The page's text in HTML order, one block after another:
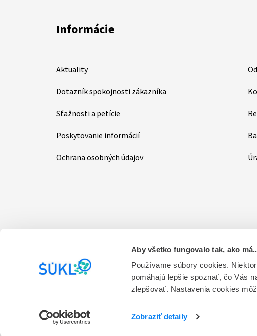
Aby všetko fungovalo tak, ako
Používame súbory cookies.
pomáhajú lepšie spoznať, čo Vás
zlepšovať. Nastavenia cookies
Zobraziť detaily
Informácie
Aktuality
Dotazník spokojnosti zákazníka
Sťažnosti a petície
Poskytovanie informácií
Ochrana osobných údajov
Items
Vyhlásenie o prístupnosti Kontakt na prevádzkovateľa
Prevádzkovateľom stránky je Štátny ústav pre kontrolu